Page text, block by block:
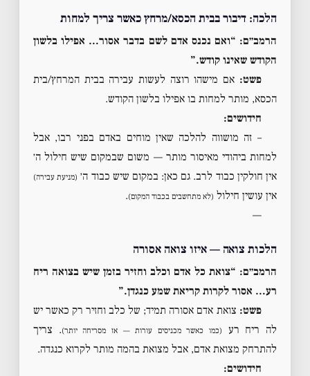
הלכה: דיבור בבית הכסא/מרחץ כאשר צריך למחות
הרמב״ם: “ואם נכנס אדם לשם בדבר אסור… אפילו בלשון
הקודש שאינו קודש.”
פשט: אם מישהו רוצה לעשות עבירה בבית המרחץ/בית
הכסא, מותר למחות בו אפילו בלשון הקודש.
חידושים:
– זה מושווה להלכה שאין מוחים באדם בפני רבו, אבל
למחות ביהודי מאיסור מותר — משום שבמקום שיש חילול ה׳
אין חולקין כבוד לרב. גם כאן: במקום שיש כבוד ה׳ (מניעת עבירה)
אין עושין חילול (לא מתחשבים בכבוד המקום).
—
הלכות צואה — איזו צואה אסורה
הרמב״ם: “צואת כל אדם וכלב וחזיר בזמן שיש בצואה ריח
רע… אסור לקרות קריאת שמע כנגדן.”
פשט: צואת אדם אסורה תמיד; של כלב וחזיר רק כאשר יש
לה ריח רע
(כמו כאשר מכניסים עורות — אז מסריחה יותר). צריך
להתרחק מצואת אדם, אבל מצואת בהמה מותר לקרוא כנגדה.
חידושים: